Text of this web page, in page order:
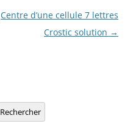
Centre d’une cellule 7 lettres
Crostic solution →
Rechercher